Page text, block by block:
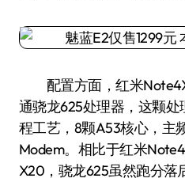
配置方面，红米
通骁龙625处理器，这颗处
程工艺，8颗A53核心，主
Modem。相比于红米
X20，骁龙625虽然跑分落